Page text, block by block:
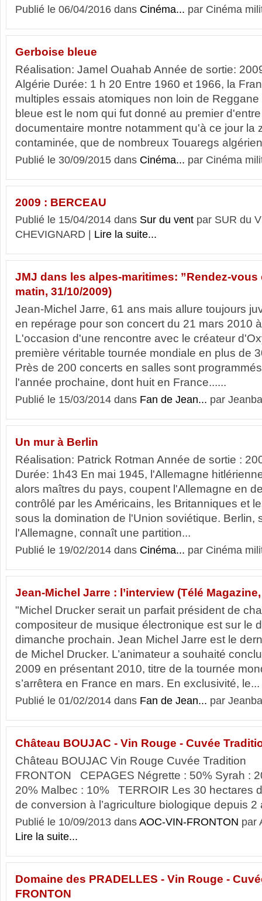
Publié le 06/04/2016 dans Cinéma... par Cinéma
Gerboise bleue
Réalisation: Jamel Ouahab Année de sortie:
Algérie Durée: 1 h 20 Entre 1960 et 1966, la
multiples essais atomiques non loin de
bleue est le nom qui fut donné au premier
documentaire montre notamment qu'à ce jour la
contaminée, que de nombreux Touaregs
Publié le 30/09/2015 dans Cinéma... par Cinéma
2009 : BERCEAU
Publié le 15/04/2014 dans Sur du vent par SUR du
CHEVIGNARD | Lire la suite...
JMJ dans les alpes-maritimes: ”Rendez-vous
matin, 31/10/2009)
Jean-Michel Jarre, 61 ans mais allure toujours
en repérage pour son concert du 21 mars 2010
L'occasion d'une rencontre avec le créateur
première véritable tournée mondiale en plus de
Près de 200 concerts en salles sont
l'année prochaine, dont huit en France......
Publié le 15/03/2014 dans Fan de Jean... par
Un mur à Berlin
Réalisation: Patrick Rotman Année de sortie :
Durée: 1h43 En mai 1945, l'Allemagne
alors maîtres du pays, coupent l'Allemagne en
contrôlé par les Américains, les Britanniques et
sous la domination de l'Union soviétique. Berlin,
l'Allemagne, connaît une partition...
Publié le 19/02/2014 dans Cinéma... par Cinéma
Jean-Michel Jarre : l’interview (Télé
"Michel Drucker serait un parfait président de
compositeur de musique électronique est sur le
dimanche prochain. Jean Michel Jarre est le
de Michel Drucker. L’animateur a souhaité
2009 en présentant 2010, titre de la tournée
s’arrêtera en France en mars. En exclusivité, le...
Publié le 01/02/2014 dans Fan de Jean... par
Château BOUJAC - Vin Rouge - Cuvée
Château BOUJAC Vin Rouge Cuvée Tradition
FRONTON CEPAGES Négrette : 50% Syrah :
20% Malbec : 10% TERROIR Les 30 hectares
de conversion à l’agriculture biologique depuis
Publié le 10/09/2013 dans AOC-VIN-FRONTON par
Lire la suite...
Domaine des PRADELLES - Vin Rouge -
FRONTON